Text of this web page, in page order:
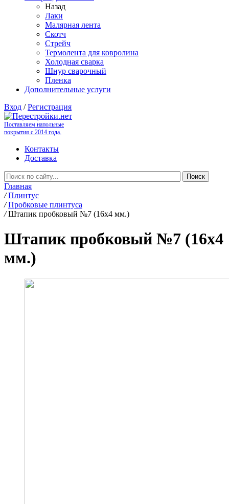
Назад
Лаки
Малярная лента
Скотч
Стрейч
Термолента для ковролина
Холодная сварка
Шнур сварочный
Пленка
Дополнительные услуги
Вход /Регистрация
Поставляем напольные
покрытия с 2014 года.
Контакты
Доставка
Главная
/ Плинтус
/ Пробковые плинтуса
/ Штапик пробковый №7 (16x4 мм.)
Штапик пробковый №7 (16x4
мм.)